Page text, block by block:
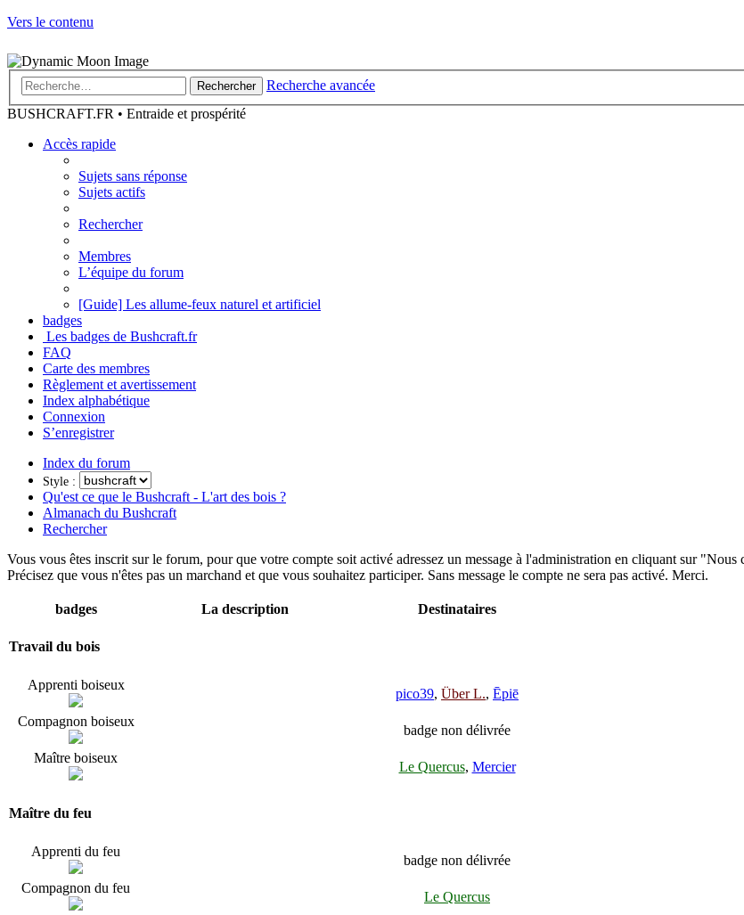
Vers le contenu
Rechercher
Recherche avancée
BUSHCRAFT.FR • Entraide et prospérité
Accès rapide
Sujets sans réponse
Sujets actifs
Rechercher
Membres
L’équipe du forum
[Guide] Les allume-feux naturel et artificiel
badges
Les badges de Bushcraft.fr
FAQ
Carte des membres
Règlement et avertissement
Index alphabétique
Connexion
S’enregistrer
Index du forum
Style :
Qu'est ce que le Bushcraft - L'art des bois ?
Almanach du Bushcraft
Rechercher
Vous vous êtes inscrit sur le forum, pour que votre compte soit activé adressez un message à l'administration en cliquant sur
Précisez que vous n'êtes pas un marchand et que vous souhaitez participer. Sans message le compte ne sera pas activé. Merci.
badges La description Destinataires
Travail du bois
Apprenti boiseux
pico39, Über L., Ēpiē
Compagnon boiseux
badge non délivrée
Maître boiseux
Le Quercus, Mercier
Maître du feu
Apprenti du feu
badge non délivrée
Compagnon du feu
Le Quercus